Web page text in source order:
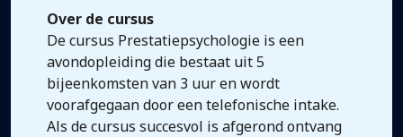
Over de cursus
De cursus Prestatiepsychologie is een
avondopleiding die bestaat uit 5
bijeenkomsten van 3 uur en wordt
voorafgegaan door een telefonische intake.
Als de cursus succesvol is afgerond ontvang